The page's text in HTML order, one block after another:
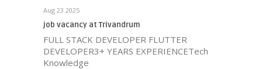
Aug 23 2025
job vacancy at Trivandrum
FULL STACK DEVELOPER FLUTTER
DEVELOPER3+ YEARS EXPERIENCETech
Knowledge